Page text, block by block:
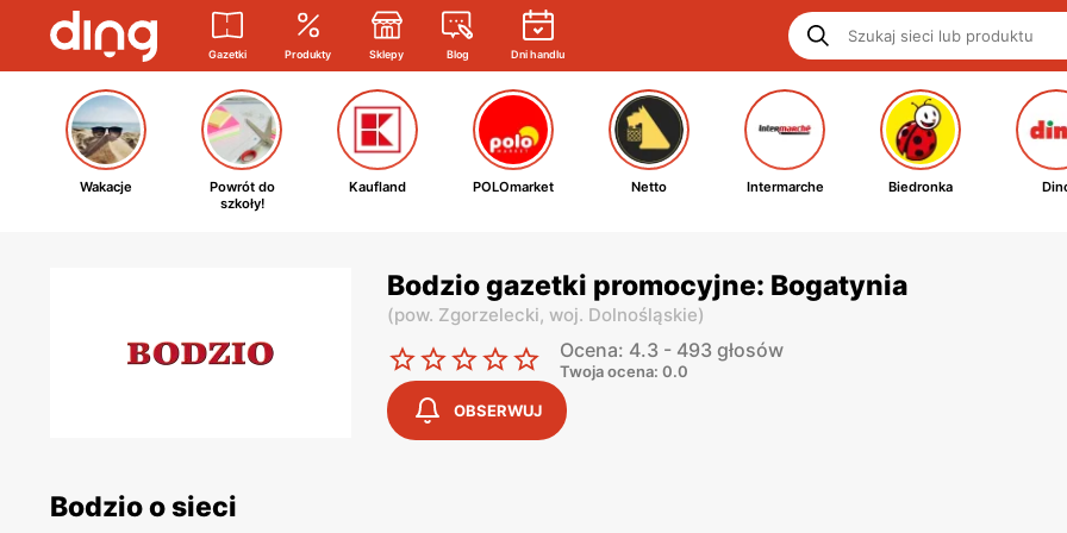
Gazetki Produkty Sklepy Blog Dni handlu
Wakacje
Powrót do
szkoły!
Kaufland POLOmarket Netto Intermarche Biedronka
Bodzio gazetki promocyjne: Bogatynia
(pow. Zgorzelecki, woj. Dolnośląskie)
Ocena: 4.3 - 493 głosów
Twoja ocena: 0.0
OBSERWUJ
Bodzio o sieci